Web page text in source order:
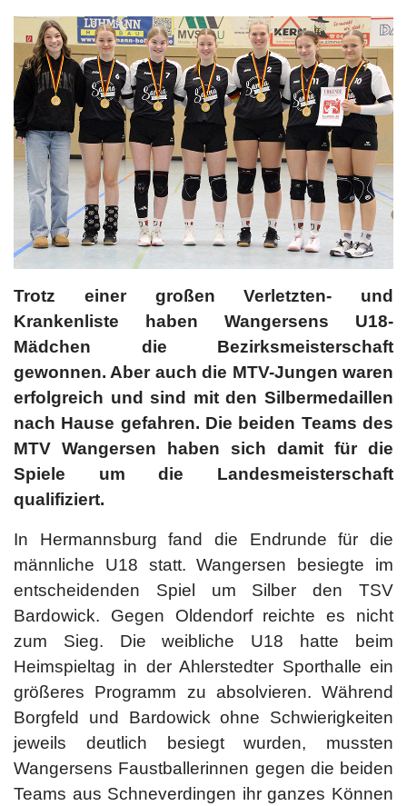
Trotz einer großen Verletzten- und
Krankenliste haben Wangersens U18-
Mädchen die Bezirksmeisterschaft
gewonnen. Aber auch die MTV-Jungen waren
erfolgreich und sind mit den Silbermedaillen
nach Hause gefahren. Die beiden Teams des
MTV Wangersen haben sich damit für die
Spiele um die Landesmeisterschaft
qualifiziert.
In Hermannsburg fand die Endrunde für die
männliche U18 statt. Wangersen besiegte im
entscheidenden Spiel um Silber den TSV
Bardowick. Gegen Oldendorf reichte es nicht
zum Sieg. Die weibliche U18 hatte beim
Heimspieltag in der Ahlerstedter Sporthalle ein
größeres Programm zu absolvieren. Während
Borgfeld und Bardowick ohne Schwierigkeiten
jeweils deutlich besiegt wurden, mussten
Wangersens Faustballerinnen gegen die beiden
Teams aus Schneverdingen ihr ganzes Können